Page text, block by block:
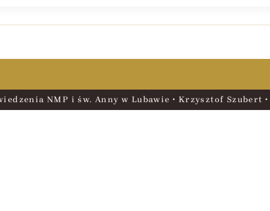
NMP i św. Anny w Lubawie • Krzysztof Szubert